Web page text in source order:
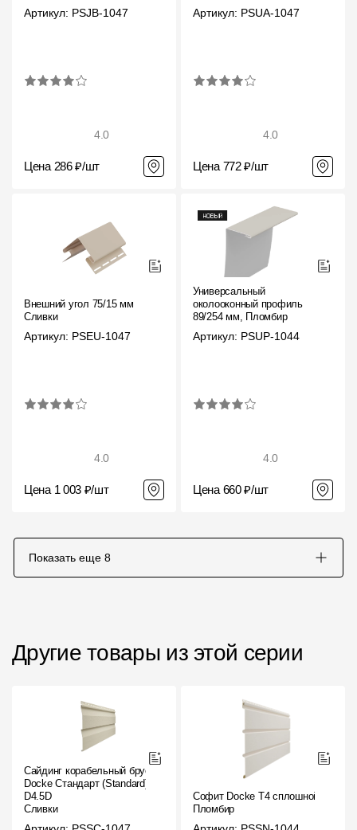
Артикул: PSJB-1047
4.0
Цена 286 ₽/шт
Артикул: PSUA-1047
4.0
Цена 772 ₽/шт
Внешний угол 75/15 мм
Сливки
Артикул: PSEU-1047
4.0
Цена 1 003 ₽/шт
Универсальный
околооконный профиль
89/254 мм, Пломбир
Артикул: PSUP-1044
4.0
Цена 660 ₽/шт
Показать еще 8
Другие товары из этой серии
Сайдинг корабельный брус
Docke Стандарт (Standard)
D4.5D
Сливки
Софит Docke T4 сплошной
Пломбир